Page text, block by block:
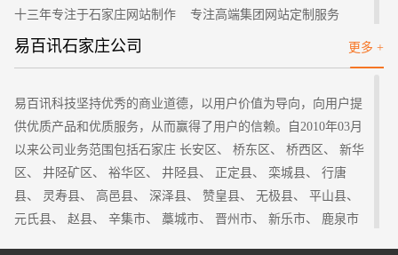
链等问题。维护工作做好，都能有效避免，用户体验也能大大提
高。企业会做网站，那肯定都很清楚：网站是用于访问者与用户
来使用与浏览的，用户的体验度太差的话，相信打开网站没多
久，就会关闭网站。
3、网站的活跃度能提高
网站在网上就等同于是一个门面，经过网站维护，对一些网
站内容，像公司动态、行业新闻、产品动态等板块都需更新。定
期更新能保证网站的活跃度，这样的维护和更新能让用户及时对
十三年专注于石家庄网站制作
客户的满意是我们唯一的宗旨
专注高端集团网站定制服务
更多 +
易百讯石家庄公司
易百讯科技坚持优秀的商业道德，以用户价值为导向，向用户提
供优质产品和优质服务，从而赢得了用户的信赖。自2010年03月
以来公司业务范围包括石家庄 长安区、 桥东区、 桥西区、 新华
区、 井陉矿区、 裕华区、 井陉县、 正定县、 栾城县、 行唐
县、 灵寿县、 高邑县、 深泽县、 赞皇县、 无极县、 平山县、
元氏县、 赵县、 辛集市、 藁城市、 晋州市、 新乐市、 鹿泉市